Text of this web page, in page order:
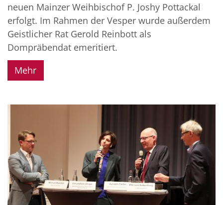
neuen Mainzer Weihbischof P. Joshy Pottackal
erfolgt. Im Rahmen der Vesper wurde außerdem
Geistlicher Rat Gerold Reinbott als
Dompräbendat emeritiert.
Mehr